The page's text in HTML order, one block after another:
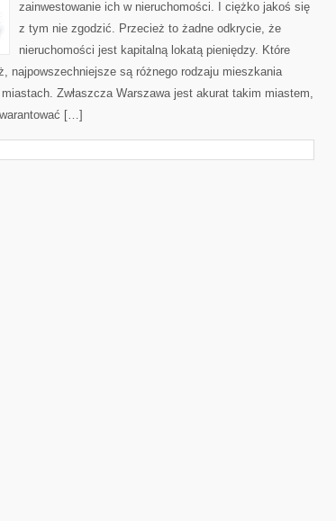
zainwestowanie ich w nieruchomości. I ciężko jakoś się
z tym nie zgodzić. Przecież to żadne odkrycie, że
nieruchomości jest kapitalną lokatą pieniędzy. Które
najpowszechniejsze są różnego rodzaju mieszkania
Zwłaszcza Warszawa jest akurat takim miastem,
[…]